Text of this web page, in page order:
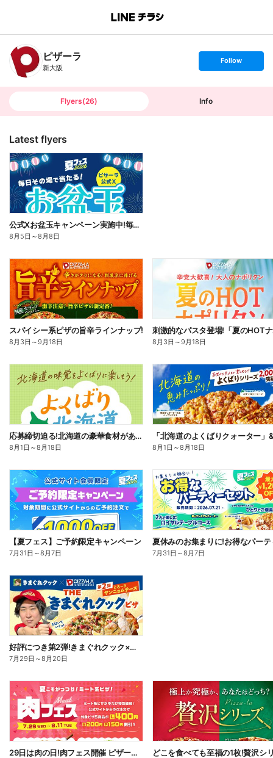
B
n
c
h
T
ピザーラ
新大阪
s
t
o
Follow
Flyers(26) Info
Latest flyers
公式Xお盆玉キャンペーン実施中!毎日その場で2,500円分のネットクーポンがあたる!
8月5日 ～8月8日
スパイシー系ピザの旨辛ラインナップ!
8月3日 ～9月18日 8月3日 ～9月18日
応募締切迫る!北海道の豪華食材があたるプレゼントキャンペーン
8月1日 ～8月18日 8月1日 ～8月18日
【夏フェス】ご予約限定キャンペーン
7月31日 ～8月7日 7月31日 ～8月7日
好評につき第2弾!きまぐれクック×ピザーラ コラボピザ新登場
7月29日 ～8月20日
29日は肉の日!肉フェス開催 ピザーラ自慢の肉ピザが今だけお得!